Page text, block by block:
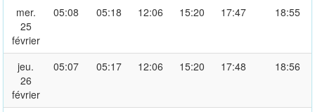
mer.
25
février
05:08 05:18 12:06 15:20 17:47 18:55
jeu.
26
février
05:07 05:17 12:06 15:20 17:48 18:56